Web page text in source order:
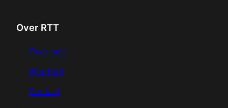
Over RTT
Over ons
Word lid!
Contact